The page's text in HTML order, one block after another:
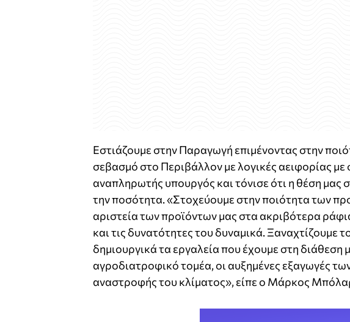
Εστιάζουμε στην Παραγωγή επιμένοντας στην
σεβασμό στο Περιβάλλον με λογικές αειφορίας με
αναπληρωτής υπουργός και τόνισε ότι η θέση μας
την ποσότητα. «Στοχεύουμε στην ποιότητα των
αριστεία των προϊόντων μας στα ακριβότερα
και τις δυνατότητες του δυναμικά.
δημιουργικά τα εργαλεία που έχουμε στη διάθεση
αγροδιατροφικό τομέα, οι αυξημένες εξαγωγές
αναστροφής του κλίματος», είπε ο Μάρκος